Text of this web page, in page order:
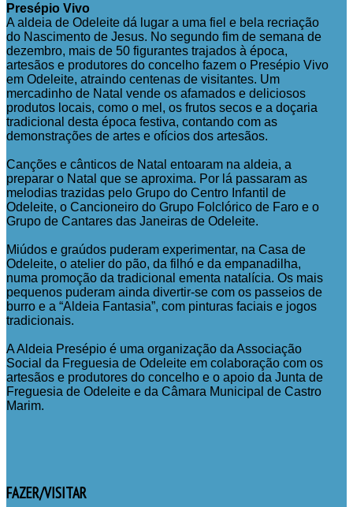
Presépio Vivo
A aldeia de Odeleite dá lugar a uma fiel e bela recriação
do Nascimento de Jesus. No segundo fim de semana de
dezembro, mais de 50 figurantes trajados à época,
artesãos e produtores do concelho fazem o Presépio Vivo
em Odeleite, atraindo centenas de visitantes. Um
mercadinho de Natal vende os afamados e deliciosos
produtos locais, como o mel, os frutos secos e a doçaria
tradicional desta época festiva, contando com as
demonstrações de artes e ofícios dos artesãos.
Canções e cânticos de Natal entoaram na aldeia, a
preparar o Natal que se aproxima. Por lá passaram as
melodias trazidas pelo Grupo do Centro Infantil de
Odeleite, o Cancioneiro do Grupo Folclórico de Faro e o
Grupo de Cantares das Janeiras de Odeleite.
Miúdos e graúdos puderam experimentar, na Casa de
Odeleite, o atelier do pão, da filhó e da empanadilha,
numa promoção da tradicional ementa natalícia. Os mais
pequenos puderam ainda divertir-se com os passeios de
burro e a “Aldeia Fantasia”, com pinturas faciais e jogos
tradicionais.
A Aldeia Presépio é uma organização da Associação
Social da Freguesia de Odeleite em colaboração com os
artesãos e produtores do concelho e o apoio da Junta de
Freguesia de Odeleite e da Câmara Municipal de Castro
Marim.
FAZER/VISITAR